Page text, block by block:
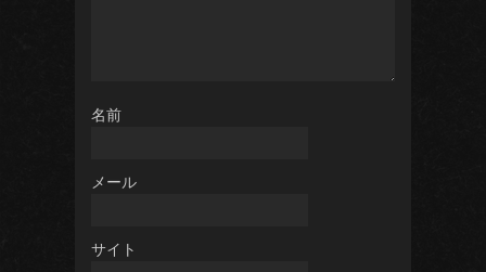
名前
メール
サイト